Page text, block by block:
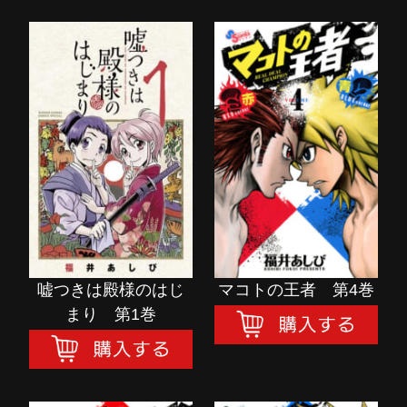
嘘つきは殿様のはじ
まり 第1巻
購入する
嘘つきは殿様のはじ
まり 第1巻
マコトの王者 第4巻
購入する
マコトの王者 第4巻